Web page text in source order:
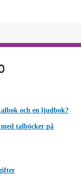
och en ljudbok?
talböcker på